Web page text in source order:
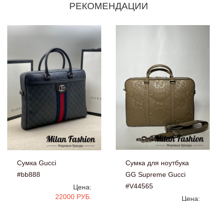
РЕКОМЕНДАЦИИ
Сумка Gucci
#bb888
Цена:
22000 РУБ.
Сумка для ноутбука
GG Supreme Gucci
#V44565
Цена: